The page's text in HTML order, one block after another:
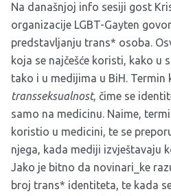
Na današnjoj info sesiji gost
organizacije LGBT-Gayten
predstavljanju trans* osoba.
koja se najčešće koristi, kako u
tako i u medijima u BiH.
transseksualnost, čime se
samo na medicinu. Naime,
koristio u medicini, te se
njega, kada mediji izvještavaju
Jako je bitno da novinari_ke
broj trans* identiteta, te kada